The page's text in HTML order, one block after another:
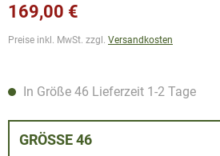
169,00 €
Preise inkl. MwSt. zzgl. Versandkosten
In Größe 46 Lieferzeit 1-2 Tage
GRÖSSE 46